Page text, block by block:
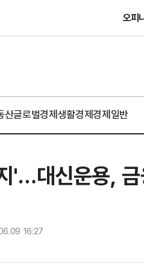
오피
산글로벌경제생활경제경제일반
'…대신운용,
16:27